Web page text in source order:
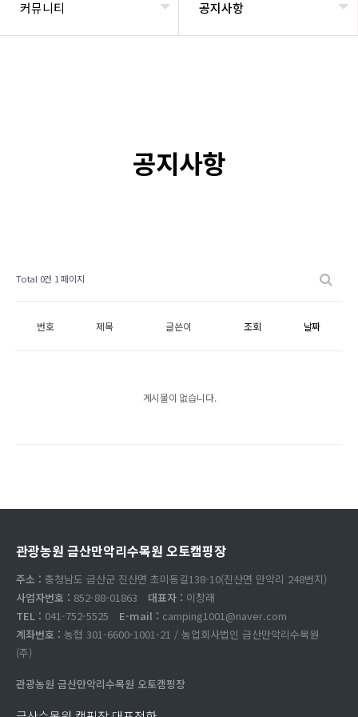
커뮤니티 공지사항
공지사항
Total 0건 1 페이지
번호 제목 글쓴이 조회 날짜
게시물이 없습니다.
관광농원 금산만악리수목원 오토캠핑장
주소 : 충청남도 금산군 진산면 초미동길138-10(진산면 만악리 248번지)
사업자번호 : 852-88-01863 대표자 : 이창래
TEL : 041-752-5525 E-mail : camping1001@naver.com
계좌번호 : 농협 301-6600-1001-21 / 농업회사법인 금산만악리수목원
(주)
관광농원 금산만악리수목원 오토캠핑장